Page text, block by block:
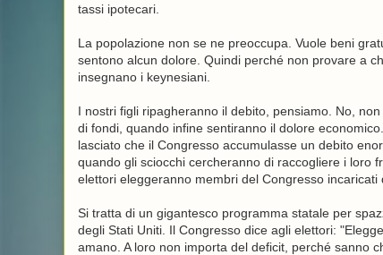
tassi ipotecari.
La popolazione non se ne preoccupa. Vuole beni
sentono alcun dolore. Quindi perché non provare a
insegnano i keynesiani.
I nostri figli ripagheranno il debito, pensiamo. No,
di fondi, quando infine sentiranno il dolore
lasciato che il Congresso accumulasse un debito
quando gli sciocchi cercheranno di raccogliere i loro
elettori eleggeranno membri del Congresso
Si tratta di un gigantesco programma statale per
degli Stati Uniti. Il Congresso dice agli elettori:
amano. A loro non importa del deficit, perché sanno